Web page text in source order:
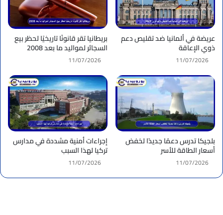
عريضة في ألمانيا ضد تقليص دعم
ذوي الإعاقة
11/07/2026
بريطانيا تقر قانونًا تاريخيًا لحظر بيع
السجائر لمواليد ما بعد 2008
11/07/2026
بلجيكا تدرس دعمًا جديدًا لخفض
أسعار الطاقة للأسر
11/07/2026
إجراءات أمنية مشددة في مدارس
تركيا لهذا السبب
11/07/2026